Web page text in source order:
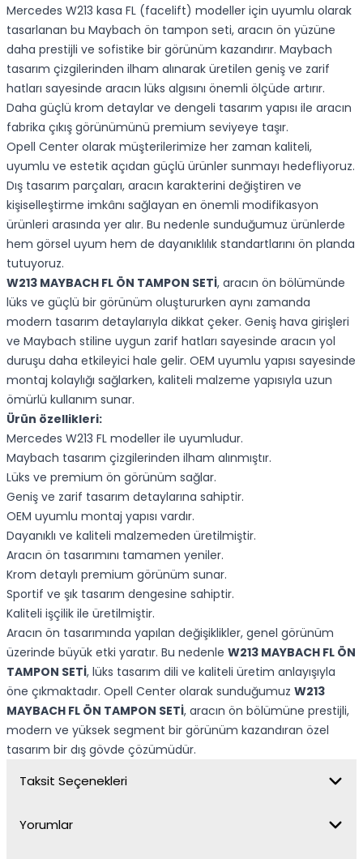
Mercedes W213 kasa FL (facelift) modeller için uyumlu olarak
tasarlanan bu Maybach ön tampon seti, aracın ön yüzüne
daha prestijli ve sofistike bir görünüm kazandırır. Maybach
tasarım çizgilerinden ilham alınarak üretilen geniş ve zarif
hatları sayesinde aracın lüks algısını önemli ölçüde artırır.
Daha güçlü krom detaylar ve dengeli tasarım yapısı ile aracın
fabrika çıkış görünümünü premium seviyeye taşır.
Opell Center olarak müşterilerimize her zaman kaliteli,
uyumlu ve estetik açıdan güçlü ürünler sunmayı hedefliyoruz.
Dış tasarım parçaları, aracın karakterini değiştiren ve
kişiselleştirme imkânı sağlayan en önemli modifikasyon
ürünleri arasında yer alır. Bu nedenle sunduğumuz ürünlerde
hem görsel uyum hem de dayanıklılık standartlarını ön planda
tutuyoruz.
W213 MAYBACH FL ÖN TAMPON SETİ, aracın ön bölümünde
lüks ve güçlü bir görünüm oluştururken aynı zamanda
modern tasarım detaylarıyla dikkat çeker. Geniş hava girişleri
ve Maybach stiline uygun zarif hatları sayesinde aracın yol
duruşu daha etkileyici hale gelir. OEM uyumlu yapısı sayesinde
montaj kolaylığı sağlarken, kaliteli malzeme yapısıyla uzun
ömürlü kullanım sunar.
Ürün özellikleri:
Mercedes W213 FL modeller ile uyumludur.
Maybach tasarım çizgilerinden ilham alınmıştır.
Lüks ve premium ön görünüm sağlar.
Geniş ve zarif tasarım detaylarına sahiptir.
OEM uyumlu montaj yapısı vardır.
Dayanıklı ve kaliteli malzemeden üretilmiştir.
Aracın ön tasarımını tamamen yeniler.
Krom detaylı premium görünüm sunar.
Sportif ve şık tasarım dengesine sahiptir.
Kaliteli işçilik ile üretilmiştir.
Aracın ön tasarımında yapılan değişiklikler, genel görünüm
üzerinde büyük etki yaratır. Bu nedenle W213 MAYBACH FL ÖN
TAMPON SETİ, lüks tasarım dili ve kaliteli üretim anlayışıyla
öne çıkmaktadır. Opell Center olarak sunduğumuz W213
MAYBACH FL ÖN TAMPON SETİ, aracın ön bölümüne prestijli,
modern ve yüksek segment bir görünüm kazandıran özel
tasarım bir dış gövde çözümüdür.
Taksit Seçenekleri
Yorumlar